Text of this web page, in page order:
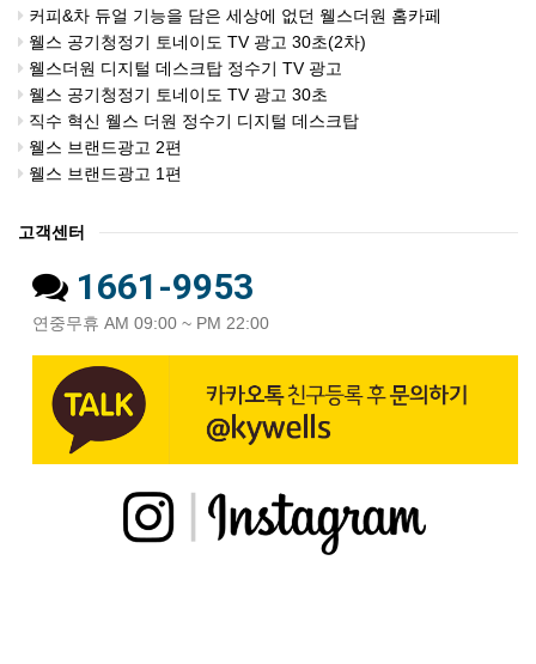
커피&차 듀얼 기능을 담은 세상에 없던 웰스더원 홈카페
웰스 공기청정기 토네이도 TV 광고 30초(2차)
웰스더원 디지털 데스크탑 정수기 TV 광고
웰스 공기청정기 토네이도 TV 광고 30초
직수 혁신 웰스 더원 정수기 디지털 데스크탑
웰스 브랜드광고 2편
웰스 브랜드광고 1편
고객센터
1661-9953
연중무휴 AM 09:00 ~ PM 22:00